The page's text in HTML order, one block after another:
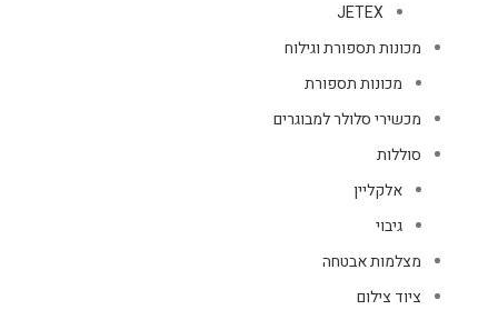
JETEX
מכונות תספורת וגילוח
מכונות תספורת
מכשירי סלולר למבוגרים
סוללות
אלקליין
גיבוי
מצלמות אבטחה
ציוד צילום